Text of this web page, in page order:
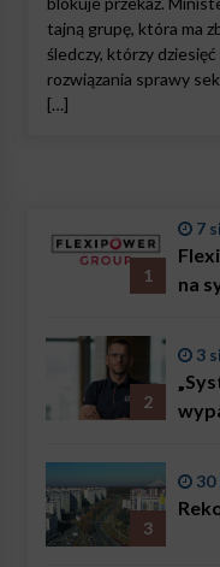
tajną grupę, która ma
śledczy, którzy
rozwiązania sprawy
[…]
1
7
na
2
3
3
30